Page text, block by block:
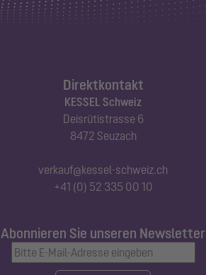
Direktkontakt
KESSEL Schweiz
Deisrütistrasse 6
8472 Seuzach
verkauf@kessel-schweiz.ch
+41 (0) 52 335 00 10
Abonnieren Sie unseren Newsletter